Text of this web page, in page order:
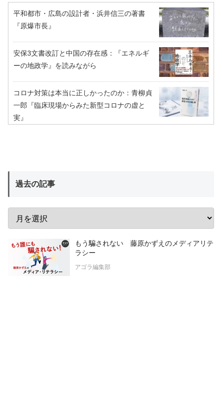
平和都市・広島の設計者・浜井信三の著書
『原爆市長』
安保3文書改訂と中国の存在感：『エネルギ
ーの地政学』を読みながら
コロナ対策は本当に正しかったのか：青柳貞
一郎『臨床現場からみた新型コロナの虚と
実』
過去の記事
もう騙されない 藤原かずえのメディアリテ
ラシー
アゴラ編集部